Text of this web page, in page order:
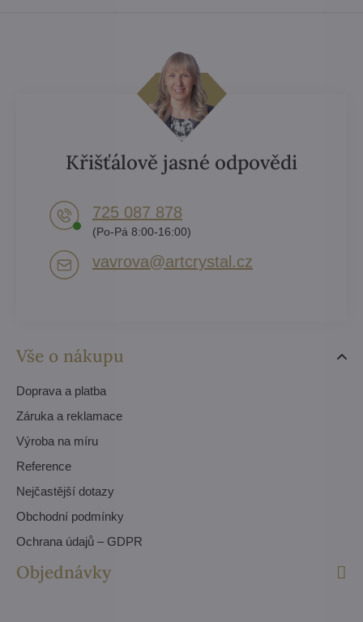
Vše o nákupu
Doprava a platba
Záruka a reklamace
Výroba na míru
Reference
Nejčastější dotazy
Obchodní podmínky
Ochrana údajů – GDPR
Objednávky
Křišťálově jasné odpovědi
725 087 878​
(Po-Pá 8:00-16:00)
vavrova​@artcrystal​.cz